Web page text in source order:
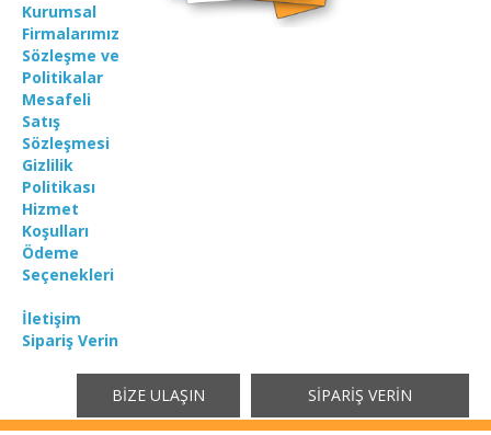
Kurumsal
Firmalarımız
Sözleşme ve
Politikalar
Mesafeli
Satış
Sözleşmesi
Gizlilik
Politikası
Hizmet
Koşulları
Ödeme
Seçenekleri
İletişim
Sipariş Verin
BIZE ULAŞIN SIPARIŞ VERIN